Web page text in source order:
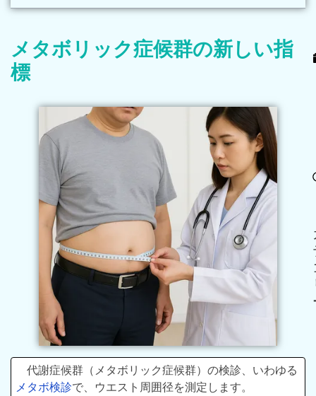
メタボリック症候群の新しい指
標
代謝症候群（メタボリック症候群）の検診、いわゆる
メタボ検診で、ウエスト周囲径を測定します。